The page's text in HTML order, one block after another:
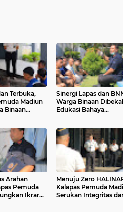
Terbuka,
Madiun
Binaan
Sinergi Lapas dan
Warga Binaan
Edukasi Bahaya
Arahan
Pemuda
Ikrar
Menuju Zero
Kalapas Pemuda
Serukan Integritas